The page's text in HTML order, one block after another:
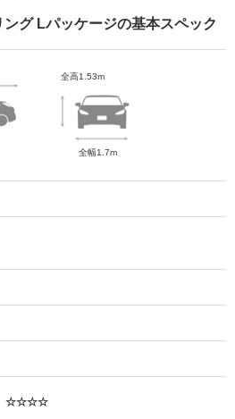
グ Lパッケージの基本スペック
全高1.53m
全幅1.7m
☆☆☆☆